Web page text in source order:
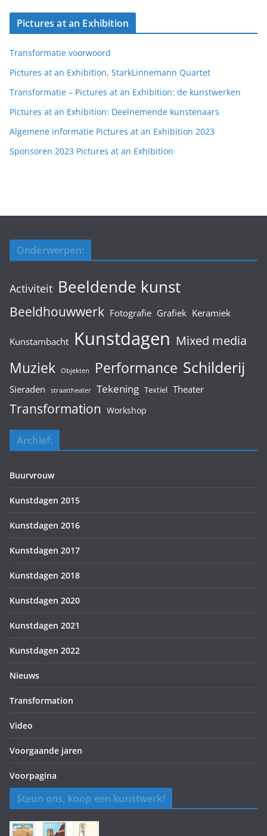
Pictures at an Exhibition
Transformatie voorwoord
Pictures at an Exhibition, StarkLinnemann Quartet
Transformatie – Pictures at an Exhibition: de kunstwerken
Pictures at an Exhibition: Deelnemende kunstenaars
Algemene informatie Pictures at an Exhibition 2023
Sponsoren 2023 Pictures at an Exhibition
Onderwerpen:
Activiteit Beeldende kunst
Beeldhouwwerk Fotografie Grafiek Keramiek
Kunstambacht Kunstdagen Mixed media
Muziek Objekten Performance Schilderij
Sieraden straattheater Tekening Textiel Theater
Transformation Workshop
Archief:
Buurvrouw
Kunstdagen 2015
Kunstdagen 2016
Kunstdagen 2017
Kunstdagen 2018
Kunstdagen 2020
Kunstdagen 2021
Kunstdagen 2022
Nieuws
Transformation
Video
Voorgaande jaren
Voorpagina
Steun ons, koop een kunstwerk!